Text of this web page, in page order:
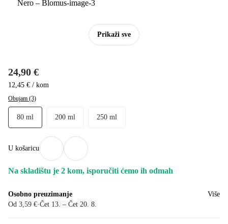
Prikaži sve
24,90 €
12,45 € / kom
Obujam (3)
80 ml 200 ml 250 ml
U košaricu
Na skladištu je 2 kom, isporučiti ćemo ih odmah
Osobno preuzimanje
Od 3,59 €·Čet 13. – Čet 20. 8.
Više